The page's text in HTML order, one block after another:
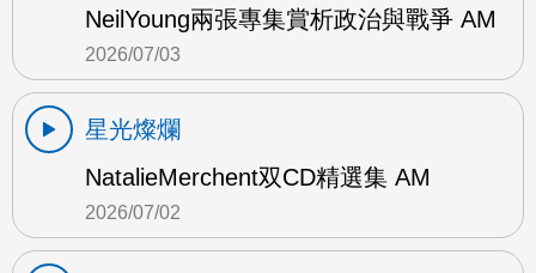
NeilYoung兩張專集賞析政治與戰爭 AM
2026/07/03
星光燦爛
NatalieMerchent双CD精選集 AM
2026/07/02